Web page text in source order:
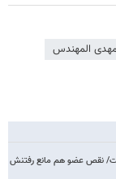
مهدی المهندس
نقص عضو هم مانع رفتنش